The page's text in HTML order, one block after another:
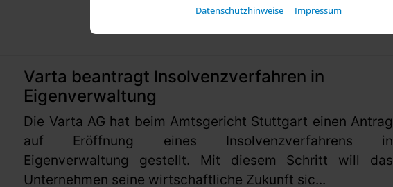
Datenschutzhinweise Impressum
Varta beantragt Insolvenzverfahren in
Eigenverwaltung
Die Varta AG hat beim Amtsgericht Stuttgart einen Antrag
auf Eröffnung eines Insolvenzverfahrens in
Eigenverwaltung gestellt. Mit diesem Schritt will das
Unternehmen seine wirtschaftliche Zukunft sic...